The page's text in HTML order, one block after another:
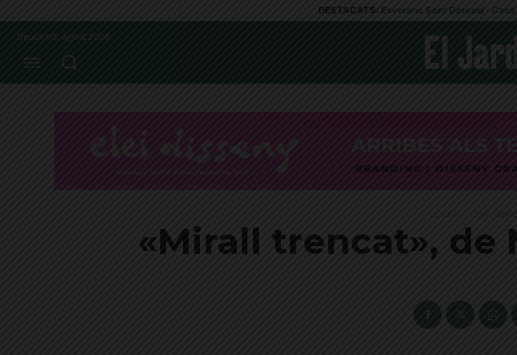
DESTACATS: Esvoranc Sant Gervasi ·
Dijous 06, agost 2026
Cultura
«Mirall trencat», de